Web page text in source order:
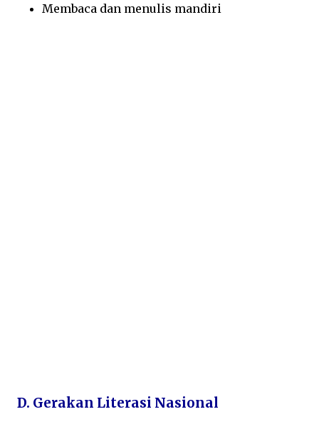
Membaca dan menulis mandiri
D. Gerakan Literasi Nasional